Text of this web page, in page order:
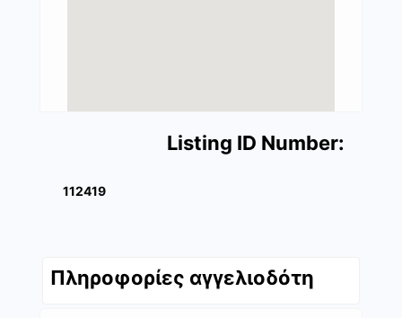
Listing ID Number:
112419
Πληροφορίες αγγελιοδότη